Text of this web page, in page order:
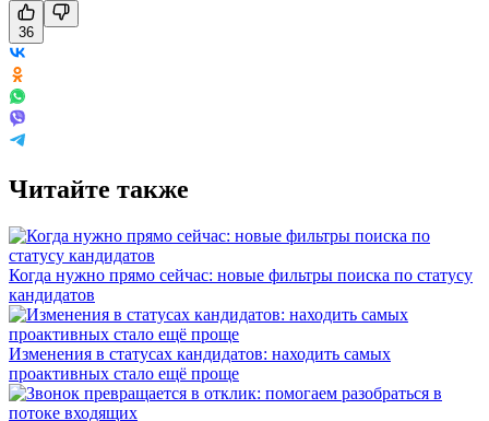
36
Читайте также
Когда нужно прямо сейчас: новые фильтры поиска по статусу
кандидатов
Изменения в статусах кандидатов: находить самых
проактивных стало ещё проще